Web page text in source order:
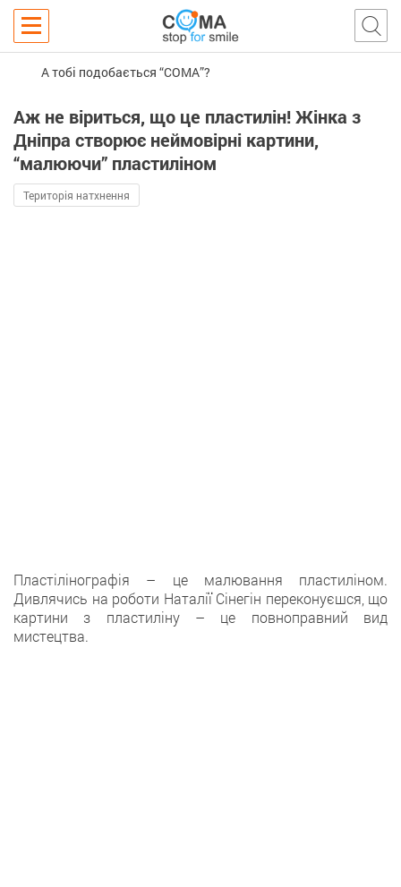
А тобі подобається “COMA”?
Аж не віриться, що це пластилін! Жінка з
Дніпра створює неймовірні картини,
“малюючи” пластиліном
Територія натхнення
Пластілінографія – це малювання пластиліном.
Дивлячись на роботи Наталії Сінегін переконуєшся, що
картини з пластиліну – це повноправний вид
мистецтва.